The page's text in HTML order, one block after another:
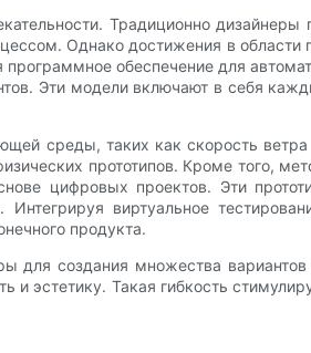
Традиционно дизайнеры
Однако достижения в области
обеспечение для
Эти модели включают в себя
среды, таких как скорость
прототипов. Кроме того,
цифровых проектов. Эти
виртуальное
продукта.
для создания множества вариантов
эстетику. Такая гибкость